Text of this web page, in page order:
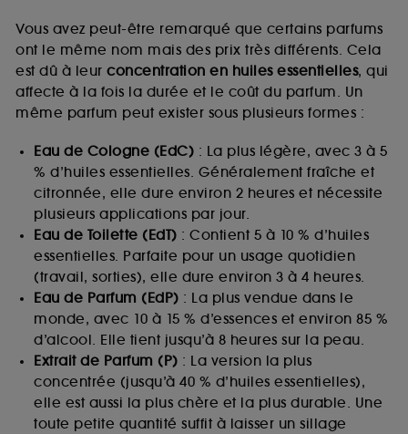
Vous avez peut-être remarqué que certains parfums
ont le même nom mais des prix très différents. Cela
est dû à leur concentration en huiles essentielles, qui
affecte à la fois la durée et le coût du parfum. Un
même parfum peut exister sous plusieurs formes :
Eau de Cologne (EdC) : La plus légère, avec 3 à 5
% d’huiles essentielles. Généralement fraîche et
citronnée, elle dure environ 2 heures et nécessite
plusieurs applications par jour.
Eau de Toilette (EdT) : Contient 5 à 10 % d’huiles
essentielles. Parfaite pour un usage quotidien
(travail, sorties), elle dure environ 3 à 4 heures.
Eau de Parfum (EdP) : La plus vendue dans le
monde, avec 10 à 15 % d’essences et environ 85 %
d’alcool. Elle tient jusqu’à 8 heures sur la peau.
Extrait de Parfum (P) : La version la plus
concentrée (jusqu’à 40 % d’huiles essentielles),
elle est aussi la plus chère et la plus durable. Une
toute petite quantité suffit à laisser un sillage